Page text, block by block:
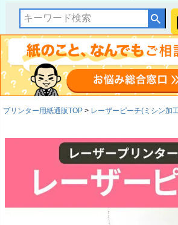
プリンター用紙通販TOP レーザーピーチ(ミシン加